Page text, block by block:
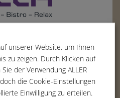
Wuppertal
- 283 354 -00
- 283 354 -01
wuppertal.de
unserer Website, um Ihnen
zu zeigen. Durch Klicken auf
der Verwendung ALLER
die Cookie-Einstellungen
Einwilligung zu erteilen.